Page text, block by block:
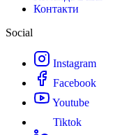
Контакти
Social
Instagram
Facebook
Youtube
Tiktok